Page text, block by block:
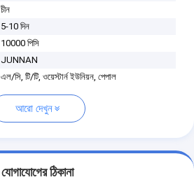
চীন
5-10 দিন
10000 পিসি
JUNNAN
এল/সি, টি/টি, ওয়েস্টার্ন ইউনিয়ন, পেপাল
আরো দেখুন
যোগাযোগের ঠিকানা